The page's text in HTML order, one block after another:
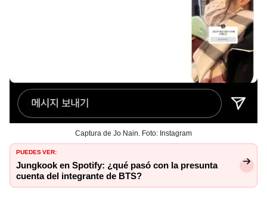
Captura de Jo Nain. Foto: Instagram
PUEDES VER:
Jungkook en Spotify: ¿qué pasó con la presunta
cuenta del integrante de BTS?